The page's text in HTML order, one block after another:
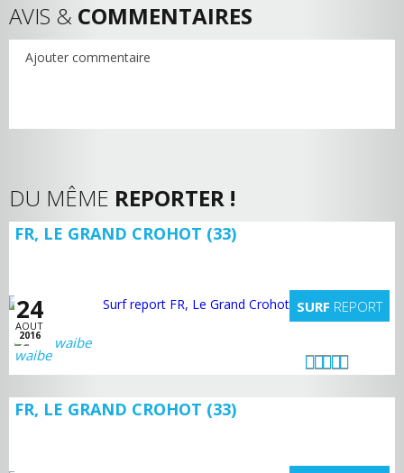
AVIS & COMMENTAIRES
Ajouter commentaire
DU MÊME REPORTER !
FR, LE GRAND CROHOT (33)
24
AOUT
2016
SURF REPORT
waibe
FR, LE GRAND CROHOT (33)